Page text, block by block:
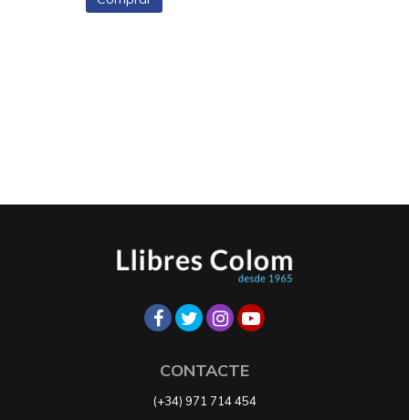
CONTACTE
(+34) 971 714 454